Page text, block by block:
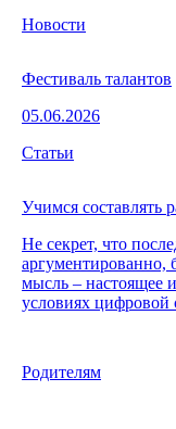
Новости
Фестиваль талантов
05.06.2026
Статьи
Учимся составлять
Не секрет, что
аргументированно,
мысль – настоящее
условиях цифровой
Родителям